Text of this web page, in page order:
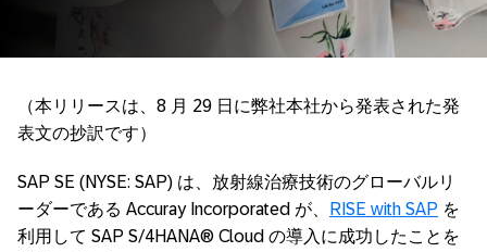
（本リリースは、8 月 29 日に弊社本社から発表された発
表文の抄訳です）
SAP SE (NYSE: SAP) は、放射線治療技術のグローバルリ
ーダーである Accuray Incorporated が、
RISE with SAP を
利用して SAP S/4HANA® Cloud の導入に成功したことを